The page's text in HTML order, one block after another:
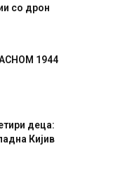
со дрон
1944
деца:
Кијив